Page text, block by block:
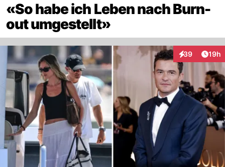
«So habe ich Leben nach Burn-
out umgestellt»
39
Interaktionen
19h